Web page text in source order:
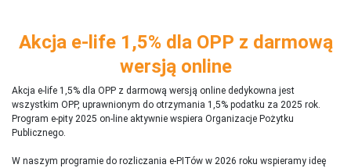
Akcja e-life 1,5% dla OPP z darmową
wersją online
Akcja e-life 1,5% dla OPP z darmową wersją online dedykowna jest
wszystkim OPP, uprawnionym do otrzymania 1,5% podatku za 2025 rok.
Program e-pity 2025 on-line aktywnie wspiera Organizacje Pożytku
Publicznego.
W naszym programie do rozliczania e-PITów w 2026 roku wspieramy ideę